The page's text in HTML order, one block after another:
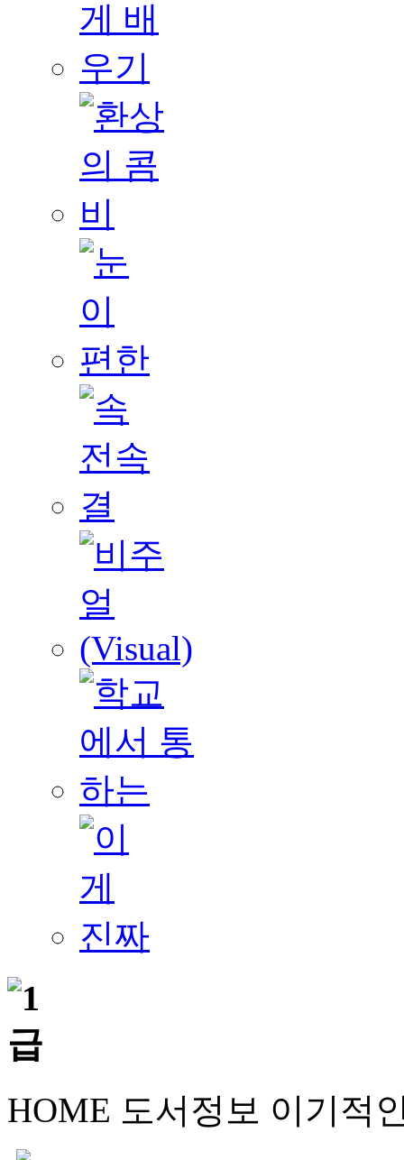
HOME 도서정보 이기적